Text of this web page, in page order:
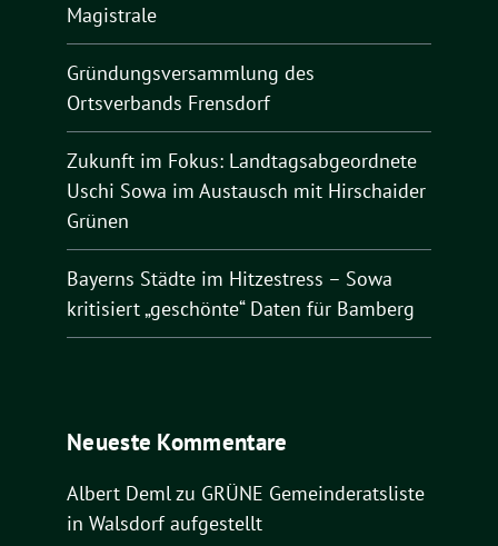
Magistrale
Gründungsversammlung des
Ortsverbands Frensdorf
Zukunft im Fokus: Landtagsabgeordnete
Uschi Sowa im Austausch mit Hirschaider
Grünen
Bayerns Städte im Hitzestress – Sowa
kritisiert „geschönte“ Daten für Bamberg
Neueste Kommentare
Albert Demlzu GRÜNE Gemeinderatsliste
in Walsdorf aufgestellt